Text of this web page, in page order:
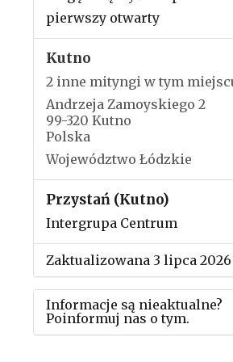
pierwszy otwarty
Kutno
2 inne mityngi w tym
Andrzeja Zamoyskiego 2
99-320 Kutno
Polska
Województwo Łódzkie
Przystań (Kutno)
Intergrupa Centrum
Zaktualizowana 3 lipca 2026
Informacje są nieaktualne?
Poinformuj nas o tym.